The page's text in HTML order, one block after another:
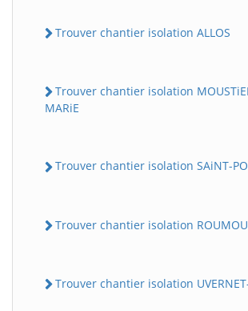
Trouver chantier isolation ALLOS
Trouver chantier isolation
MARiE
Trouver chantier isolation SAiNT-
Trouver chantier isolation
Trouver chantier isolation